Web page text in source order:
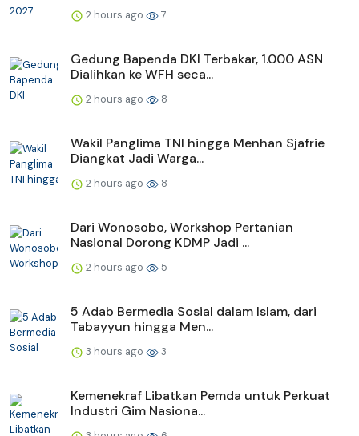
2 hours ago 7
Gedung Bapenda DKI Terbakar, 1.000 ASN
Dialihkan ke WFH seca...
2 hours ago 8
Wakil Panglima TNI hingga Menhan Sjafrie
Diangkat Jadi Warga...
2 hours ago 8
Dari Wonosobo, Workshop Pertanian
Nasional Dorong KDMP Jadi ...
2 hours ago 5
5 Adab Bermedia Sosial dalam Islam, dari
Tabayyun hingga Men...
3 hours ago 3
Kemenekraf Libatkan Pemda untuk Perkuat
Industri Gim Nasiona...